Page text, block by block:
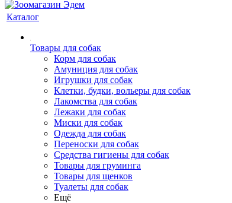
Каталог
Товары для собак
Корм для собак
Амуниция для собак
Игрушки для собак
Клетки, будки, вольеры для собак
Лакомства для собак
Лежаки для собак
Миски для собак
Одежда для собак
Переноски для собак
Средства гигиены для собак
Товары для груминга
Товары для щенков
Туалеты для собак
Ещё